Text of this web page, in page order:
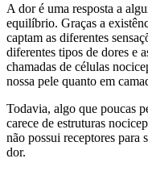
A dor é uma resposta a
equilíbrio. Graças a
captam as diferentes
diferentes tipos de dores e
chamadas de células
nossa pele quanto em
Todavia, algo que poucas
carece de estruturas
não possui receptores para
dor.